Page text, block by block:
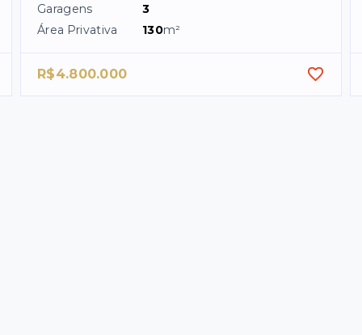
Garagens
3
Área Privativa
130m²
R$4.800.000